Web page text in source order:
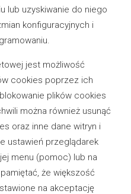
lub uzyskiwanie do niego
konfiguracyjnych i
jest możliwość
cookies poprzez ich
plików cookies
można również usunąć
oraz inne dane witryn i
ustawień przeglądarek
menu (pomoc) lub na
że większość
na akceptację